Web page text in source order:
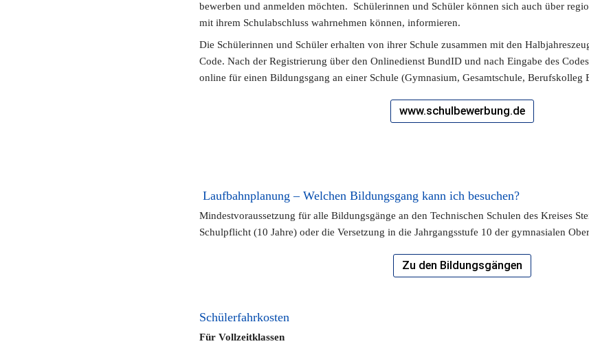
bewerben und anmelden möchten.  Schülerinnen und Schüler können sich auch über
mit ihrem Schulabschluss wahrnehmen können, informieren.
Die Schülerinnen und Schüler erhalten von ihrer Schule zusammen mit den
Code. Nach der Registrierung über den Onlinedienst BundID und nach Eingabe des
online für einen Bildungsgang an einer Schule (Gymnasium, Gesamtschule, Berufskolleg
www.schulbewerbung.de
Laufbahnplanung – Welchen Bildungsgang kann ich besuchen?
Mindestvoraussetzung für alle Bildungsgänge an den Technischen Schulen des Kreises
Schulpflicht (10 Jahre) oder die Versetzung in die Jahrgangsstufe 10 der gymnasialen
Zu den Bildungsgängen
Schülerfahrkosten
Für Vollzeitklassen